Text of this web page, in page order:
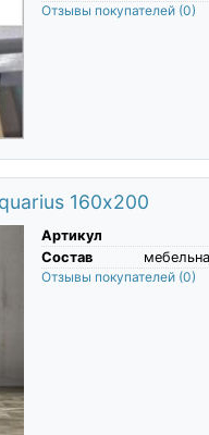
Отзывы покупателей (0)
160х200
Артикул
Состав
Отзывы покупателей (0)